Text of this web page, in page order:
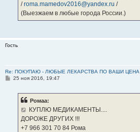
/roma.mamedov2016@yandex.ru /
(Выезжаем в любые города России.)
Гость
Re: ПОКУПАЮ - ЛЮБЫЕ ЛЕКАРСТВА ПО ВАШИ ЦЕНА
С25 ноя 2016, 19:47
Ромаа:
КУПЛЮ МЕДИКАМЕНТЫ....
ДОРОЖЕ ДРУГИХ !!!
‪+7 966 301 70 84‬ Рома